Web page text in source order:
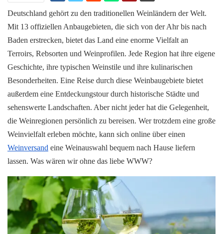
Deutschland gehört zu den traditionellen Weinländern der Welt.
Mit 13 offiziellen Anbaugebieten, die sich von der Ahr bis nach
Baden erstrecken, bietet das Land eine enorme Vielfalt an
Terroirs, Rebsorten und Weinprofilen. Jede Region hat ihre eigene
Geschichte, ihre typischen Weinstile und ihre kulinarischen
Besonderheiten. Eine Reise durch diese Weinbaugebiete bietet
außerdem eine Entdeckungstour durch historische Städte und
sehenswerte Landschaften. Aber nicht jeder hat die Gelegenheit,
die Weinregionen persönlich zu bereisen. Wer trotzdem eine große
Weinvielfalt erleben möchte, kann sich online über einen
Weinversand eine Weinauswahl bequem nach Hause liefern
lassen. Was wären wir ohne das liebe WWW?